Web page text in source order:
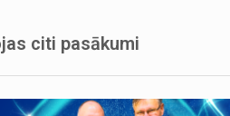
citi pasākumi